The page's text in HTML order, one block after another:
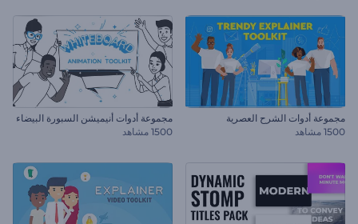
مجموعة أدوات الشرح العصرية
1500 مشاهد
مجموعة أدوات أنيميشن السبورة البيضاء
1500 مشاهد